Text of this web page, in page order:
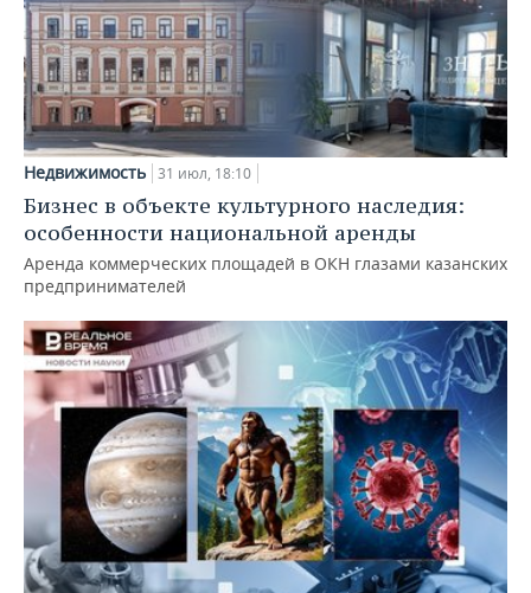
Недвижимость 31 июл, 18:10
Бизнес в объекте культурного наследия:
особенности национальной аренды
Аренда коммерческих площадей в ОКН глазами казанских
предпринимателей